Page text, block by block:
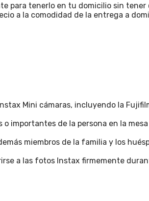
para tenerlo en tu domicilio sin tener
a la comodidad de la entrega a
Mini cámaras, incluyendo la
importantes de la persona en la
miembros de la familia y los
a las fotos Instax firmemente